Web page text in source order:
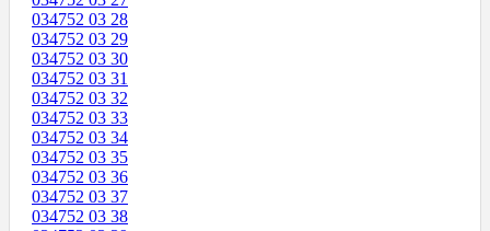
034752 03 28
034752 03 29
034752 03 30
034752 03 31
034752 03 32
034752 03 33
034752 03 34
034752 03 35
034752 03 36
034752 03 37
034752 03 38